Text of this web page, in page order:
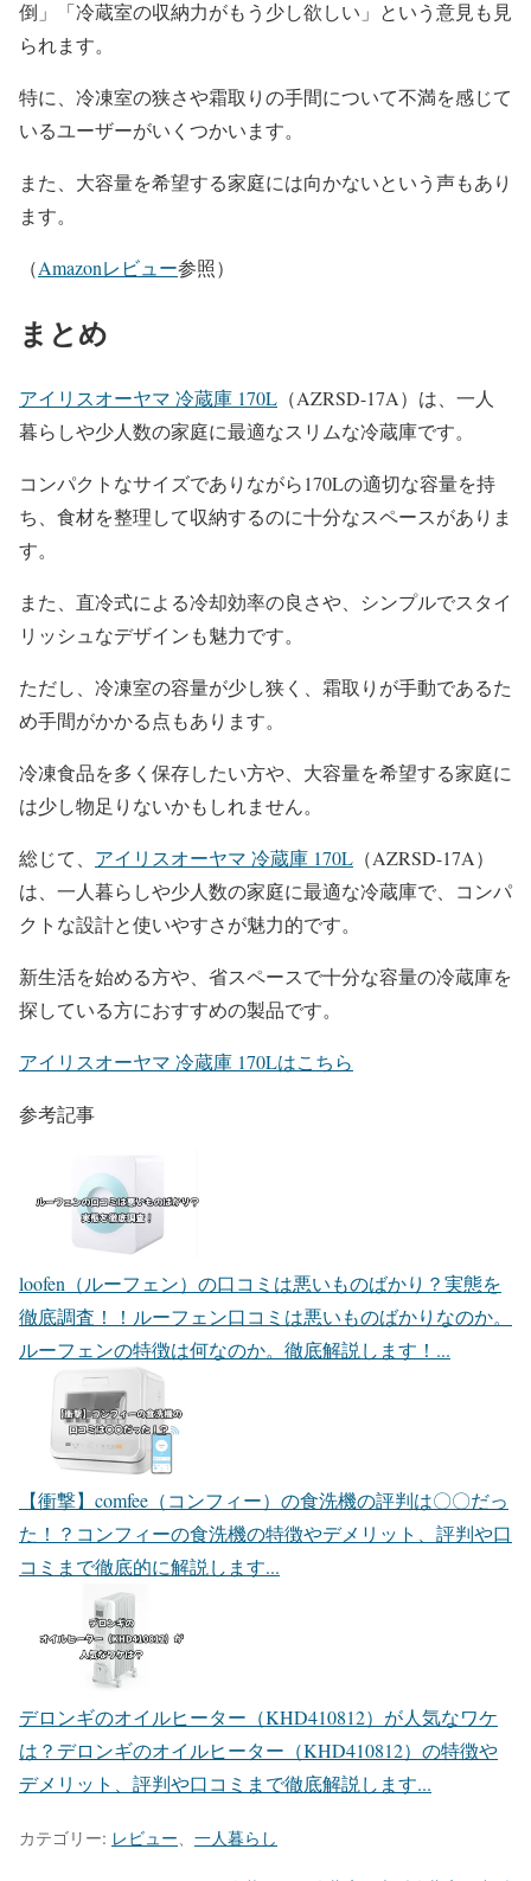
倒」「冷蔵室の収納力がもう少し欲しい」という意見も見
られます。
特に、冷凍室の狭さや霜取りの手間について不満を感じて
いるユーザーがいくつかいます。
また、大容量を希望する家庭には向かないという声もあり
ます。
（Amazonレビュー参照）
まとめ
アイリスオーヤマ 冷蔵庫 170L （AZRSD-17A）は、一人
暮らしや少人数の家庭に最適なスリムな冷蔵庫です。
コンパクトなサイズでありながら170Lの適切な容量を持
ち、食材を整理して収納するのに十分なスペースがありま
す。
また、直冷式による冷却効率の良さや、シンプルでスタイ
リッシュなデザインも魅力です。
ただし、冷凍室の容量が少し狭く、霜取りが手動であるた
め手間がかかる点もあります。
冷凍食品を多く保存したい方や、大容量を希望する家庭に
は少し物足りないかもしれません。
総じて、 アイリスオーヤマ 冷蔵庫 170L （AZRSD-17A）
は、一人暮らしや少人数の家庭に最適な冷蔵庫で、コンパ
クトな設計と使いやすさが魅力的です。
新生活を始める方や、省スペースで十分な容量の冷蔵庫を
探している方におすすめの製品です。
アイリスオーヤマ 冷蔵庫 170Lはこちら
参考記事
loofen（ルーフェン）の口コミは悪いものばかり？実態を
徹底調査！！ ルーフェン口コミは悪いものばかりなのか。
ルーフェンの特徴は何なのか。徹底解説します！...
【衝撃】comfee（コンフィー）の食洗機の評判は〇〇だっ
た！？ コンフィーの食洗機の特徴やデメリット、評判や口
コミまで徹底的に解説します...
デロンギのオイルヒーター（KHD410812）が人気なワケ
は？ デロンギのオイルヒーター（KHD410812）の特徴や
デメリット、評判や口コミまで徹底解説します...
カテゴリー: レビュー 一人暮らし